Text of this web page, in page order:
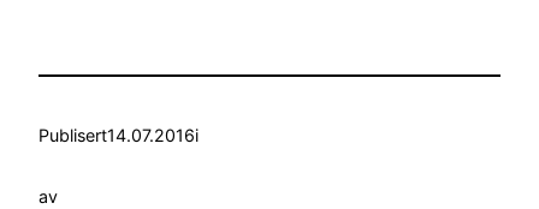
Publisert14.07.2016i
av